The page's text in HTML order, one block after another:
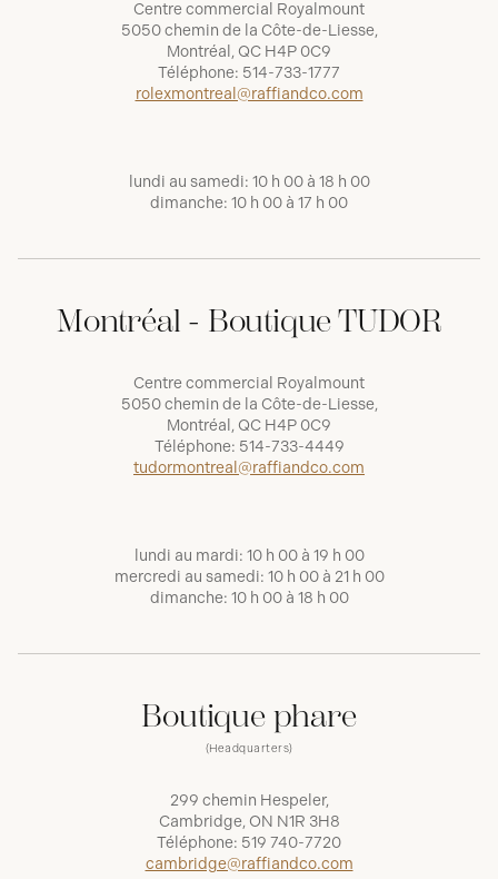
Centre commercial Royalmount
5050 chemin de la Côte-de-Liesse,
Montréal, QC H4P 0C9
Téléphone: 514-733-1777
rolexmontreal@raffiandco.com
lundi au samedi: 10 h 00 à 18 h 00
dimanche: 10 h 00 à 17 h 00
Montréal - Boutique TUDOR
Centre commercial Royalmount
5050 chemin de la Côte-de-Liesse,
Montréal, QC H4P 0C9
Téléphone: 514-733-4449
tudormontreal@raffiandco.com
lundi au mardi: 10 h 00 à 19 h 00
mercredi au samedi: 10 h 00 à 21 h 00
dimanche: 10 h 00 à 18 h 00
Boutique phare
(Headquarters)
299 chemin Hespeler,
Cambridge, ON N1R 3H8
Téléphone: 519 740-7720
cambridge@raffiandco.com